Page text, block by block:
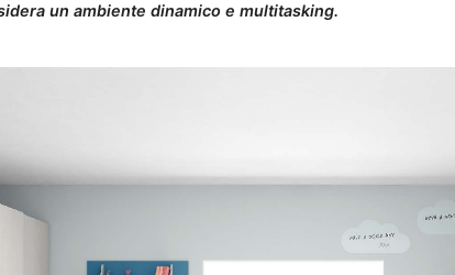
un ambiente dinamico e multitasking.